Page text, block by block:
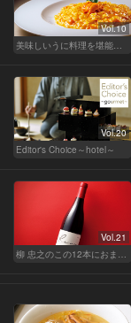
Vol.10
美味しいうに料理を堪能できる東京の名店
Vol.20
Editor's Choice～hotel～
Vol.21
柳 忠之のこの12本におまかせ